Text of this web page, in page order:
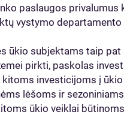
paslaugos
vystymo
ūkio subjektams taip
pirkti, paskolas
investicijoms į
lėšoms ir
ūkio veiklai